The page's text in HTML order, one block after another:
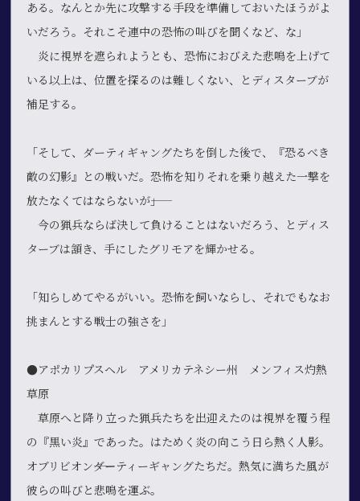
ある。なんとか先に攻撃する手段を準備しておいたほうがよ
いだろう。それこそ連中の恐怖の叫びを聞くなど、な」
炎に視界を遮られようとも、恐怖におびえた悲鳴を上げて
いる以上は、位置を探るのは難しくない、とディスターブが
補足する。
「そして、ダーティギャングたちを倒した後で、『恐るべき
敵の幻影』との戦いだ。恐怖を知りそれを乗り越えた一撃を
放たなくてはならないが――」
今の猟兵ならば決して負けることはないだろう、とディス
ターブは頷き、手にしたグリモアを輝かせる。
「知らしめてやるがいい。恐怖を飼いならし、それでもなお
挑まんとする戦士の強さを」
●アポカリプスヘル アメリカテネシー州 メンフィス灼熱
草原
草原へと降り立った猟兵たちを出迎えたのは視界を覆う程
の『黒い炎』であった。はためく炎の向こう日ら熱く人影。
オブリビオン――ダーティーギャングたちだ。熱気に満ちた風が
彼らの叫びと悲鳴を運ぶ。